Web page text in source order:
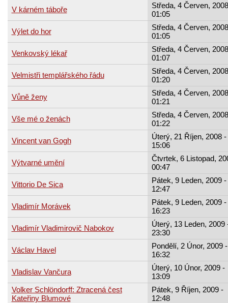
V kárném táboře
Středa, 4 Červen,
01:05
Výlet do hor
Středa, 4 Červen,
01:05
Venkovský lékař
Středa, 4 Červen,
01:07
Velmistři templářského řádu
Středa, 4 Červen,
01:20
Vůně ženy
Středa, 4 Červen,
01:21
Vše mé o ženách
Středa, 4 Červen,
01:22
Vincent van Gogh
Úterý, 21 Říjen, 2008 -
15:06
Výtvarné umění
Čtvrtek, 6 Listopad,
00:47
Vittorio De Sica
Pátek, 9 Leden, 2009 -
12:47
Vladimír Morávek
Pátek, 9 Leden, 2009 -
16:23
Vladimír Vladimirovič Nabokov
Úterý, 13 Leden, 2009
23:30
Václav Havel
Pondělí, 2 Únor, 2009 -
16:32
Vladislav Vančura
Úterý, 10 Únor, 2009 -
13:09
Volker Schlöndorff: Ztracená čest
Kateřiny Blumové
Pátek, 9 Říjen, 2009 -
12:48